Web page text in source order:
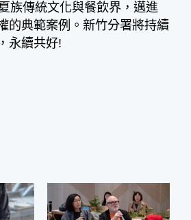
族傳統文化與餐飲界，邁進
的典範案例。新竹分署將持續
永續共好!